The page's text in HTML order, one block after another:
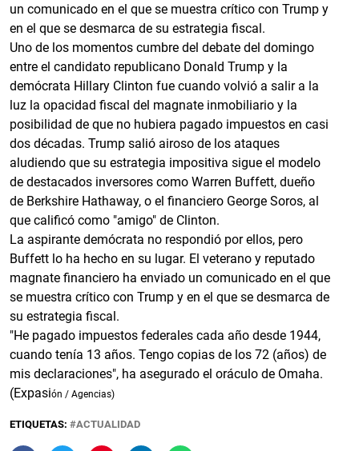
un comunicado en el que se muestra crítico con Trump y
en el que se desmarca de su estrategia fiscal.
Uno de los momentos cumbre del debate del domingo
entre el candidato republicano Donald Trump y la
demócrata Hillary Clinton fue cuando volvió a salir a la
luz la opacidad fiscal del magnate inmobiliario y la
posibilidad de que no hubiera pagado impuestos en casi
dos décadas. Trump salió airoso de los ataques
aludiendo que su estrategia impositiva sigue el modelo
de destacados inversores como Warren Buffett, dueño
de Berkshire Hathaway, o el financiero George Soros, al
que calificó como "amigo" de Clinton.
La aspirante demócrata no respondió por ellos, pero
Buffett lo ha hecho en su lugar. El veterano y reputado
magnate financiero ha enviado un comunicado en el que
se muestra crítico con Trump y en el que se desmarca de
su estrategia fiscal.
"He pagado impuestos federales cada año desde 1944,
cuando tenía 13 años. Tengo copias de los 72 (años) de
mis declaraciones", ha asegurado el oráculo de Omaha.
(Expasión / Agencias)
ETIQUETAS: ACTUALIDAD